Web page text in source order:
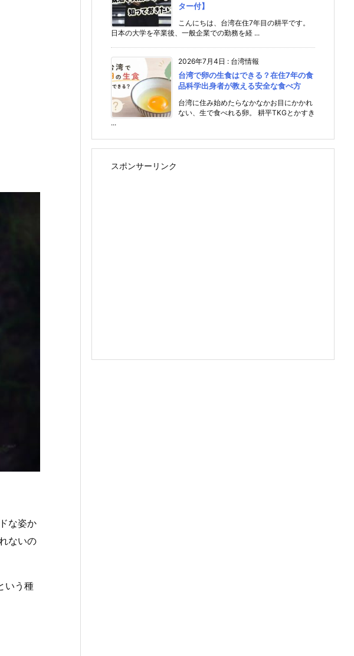
な姿か
ないの
いう種
ター付】
こんにちは、台湾在住7年目の耕平です。
日本の大学を卒業後、一般企業での勤務を経 ...
2026年7月4日 : 台湾情報
台湾で卵の生食はできる？在住7年の食
品科学出身者が教える安全な食べ方
台湾に住み始めたらなかなかお目にかかれ
ない、生で食べれる卵。 耕平TKGとかすき
...
スポンサーリンク